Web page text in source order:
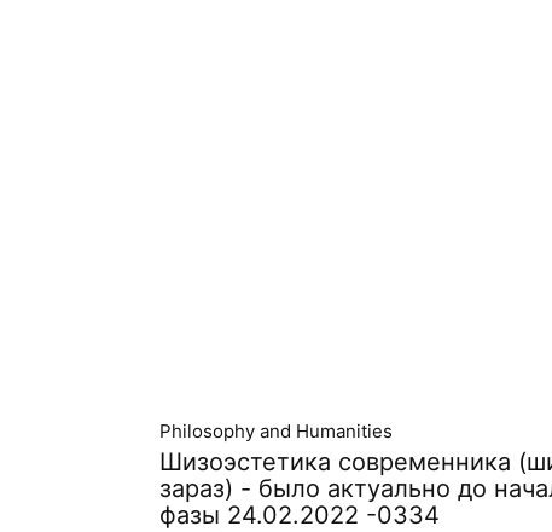
Philosophy and Humanities
Шизоэстетика современника
зараз) - было актуально до
фазы 24.02.2022 -0334